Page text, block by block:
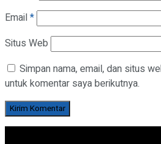
Email*
Situs Web
Simpan nama, email, dan situs
untuk komentar saya berikutnya.